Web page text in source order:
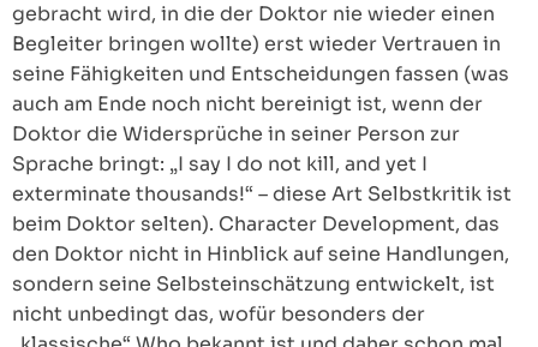
gebracht wird, in die der Doktor nie wieder einen
Begleiter bringen wollte) erst wieder Vertrauen in
seine Fähigkeiten und Entscheidungen fassen (was
auch am Ende noch nicht bereinigt ist, wenn der
Doktor die Widersprüche in seiner Person zur
Sprache bringt: „I say I do not kill, and yet I
exterminate thousands!“ – diese Art Selbstkritik ist
beim Doktor selten). Character Development, das
den Doktor nicht in Hinblick auf seine Handlungen,
sondern seine Selbsteinschätzung entwickelt, ist
nicht unbedingt das, wofür besonders der